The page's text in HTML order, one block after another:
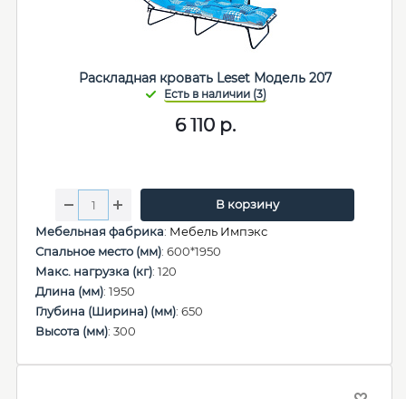
Раскладная кровать Leset Модель 207
6 110р.
В корзину
Мебельная фабрика: Мебель Импэкс
Спальное место (мм): 600*1950
Макс. нагрузка (кг): 120
Длина (мм): 1950
Глубина (Ширина) (мм): 650
Высота (мм): 300